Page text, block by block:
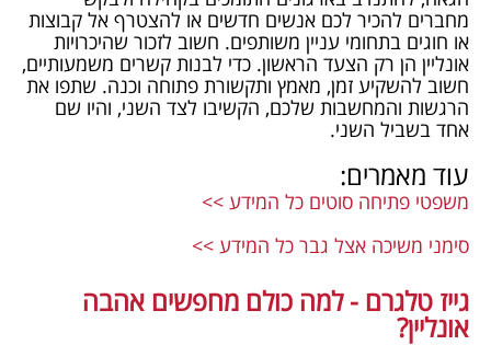
מחברים להכיר לכם אנשים חדשים או להצטרף אל קבוצות
או חוגים בתחומי עניין משותפים. חשוב לזכור שהיכרויות
אונליין הן רק הצעד הראשון. כדי לבנות קשרים משמעותיים,
חשוב להשקיע זמן, מאמץ ותקשורת פתוחה וכנה. שתפו את
הרגשות והמחשבות שלכם, הקשיבו לצד השני, והיו שם
אחד בשביל השני.
עוד מאמרים:
משפטי פתיחה סוטים כל המידע >>
סימני משיכה אצל גבר​ כל המידע >>
גייז טלגרם - למה כולם מחפשים אהבה
אונליין?